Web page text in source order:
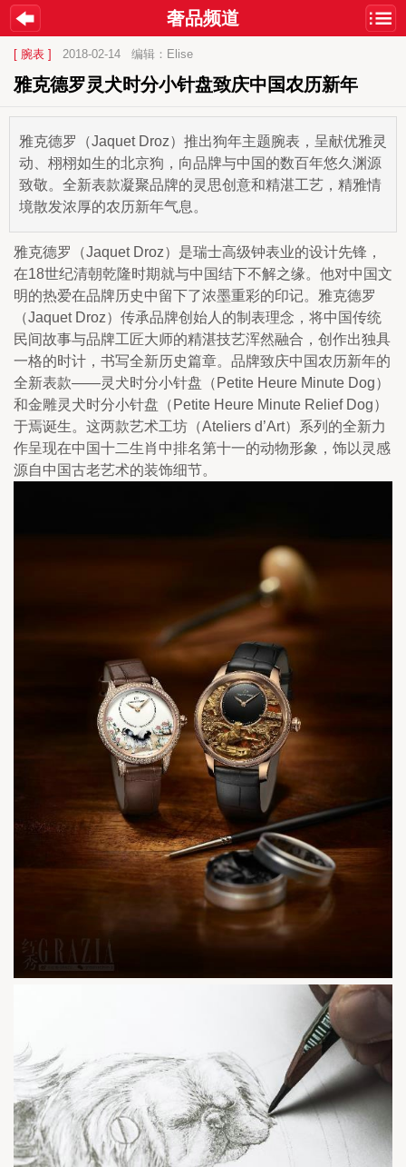
奢品频道
[ 腕表 ] 2018-02-14 编辑：Elise
雅克德罗灵犬时分小针盘致庆中国农历新年
雅克德罗（Jaquet Droz）推出狗年主题腕表，呈献优雅灵
动、栩栩如生的北京狗，向品牌与中国的数百年悠久渊源
致敬。全新表款凝聚品牌的灵思创意和精湛工艺，精雅情
境散发浓厚的农历新年气息。
雅克德罗（Jaquet Droz）是瑞士高级钟表业的设计先锋，
在18世纪清朝乾隆时期就与中国结下不解之缘。他对中国文
明的热爱在品牌历史中留下了浓墨重彩的印记。雅克德罗
（Jaquet Droz）传承品牌创始人的制表理念，将中国传统
民间故事与品牌工匠大师的精湛技艺浑然融合，创作出独具
一格的时计，书写全新历史篇章。品牌致庆中国农历新年的
全新表款——灵犬时分小针盘（Petite Heure Minute Dog）
和金雕灵犬时分小针盘（Petite Heure Minute Relief Dog）
于焉诞生。这两款艺术工坊（Ateliers d’Art）系列的全新力
作呈现在中国十二生肖中排名第十一的动物形象，饰以灵感
源自中国古老艺术的装饰细节。